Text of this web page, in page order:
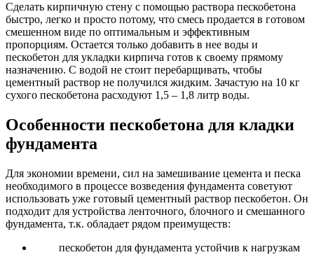
Сделать кирпичную стену с помощью раствора пескобетона
быстро, легко и просто потому, что смесь продается в готовом
смешенном виде по оптимальным и эффективным
пропорциям. Остается только добавить в нее воды и
пескобетон для укладки кирпича готов к своему прямому
назначению. С водой не стоит перебарщивать, чтобы
цементный раствор не получился жидким. Зачастую на 10 кг
сухого пескобетона расходуют 1,5 – 1,8 литр воды.
Особенности пескобетона для кладки
фундамента
Для экономии времени, сил на замешивание цемента и песка
необходимого в процессе возведения фундамента советуют
использовать уже готовый цементный раствор пескобетон. Он
подходит для устройства ленточного, блочного и смешанного
фундамента, т.к. обладает рядом преимуществ:
пескобетон для фундамента устойчив к нагрузкам